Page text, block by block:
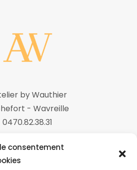
consentement
by Wauthier
- Wavreille
0470.82.38.31
Nos ateliers